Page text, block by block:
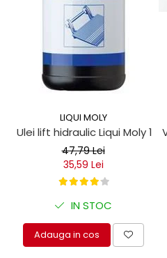
LIQUI MOLY
Ulei lift hidraulic Liqui Moly 1
47,79 Lei
35,59 Lei
IN STOC
Adauga in cos